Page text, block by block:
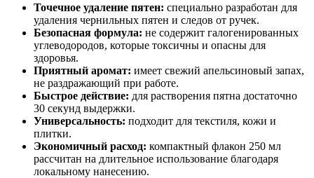
Точечное удаление пятен: специально разработан для
удаления чернильных пятен и следов от ручек.
Безопасная формула: не содержит галогенированных
углеводородов, которые токсичны и опасны для
здоровья.
Приятный аромат: имеет свежий апельсиновый запах,
не раздражающий при работе.
Быстрое действие: для растворения пятна достаточно
30 секунд выдержки.
Универсальность: подходит для текстиля, кожи и
плитки.
Экономичный расход: компактный флакон 250 мл
рассчитан на длительное использование благодаря
локальному нанесению.